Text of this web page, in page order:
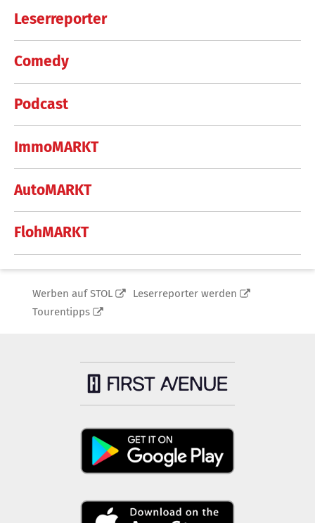
Leserreporter
Comedy
Podcast
ImmoMARKT
AutoMARKT
FlohMARKT
Werben auf STOL
Leserreporter werden
Tourentipps